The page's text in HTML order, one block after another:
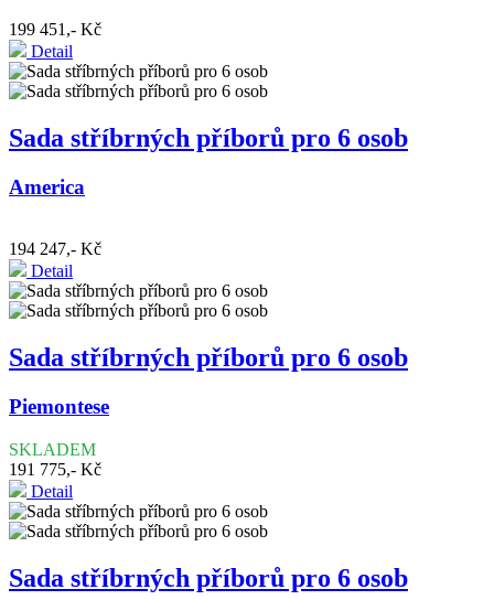
199 451,- Kč
Detail
Sada stříbrných příborů pro 6 osob
America
194 247,- Kč
Detail
Sada stříbrných příborů pro 6 osob
Piemontese
SKLADEM
191 775,- Kč
Detail
Sada stříbrných příborů pro 6 osob